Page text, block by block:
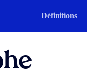
Définitions